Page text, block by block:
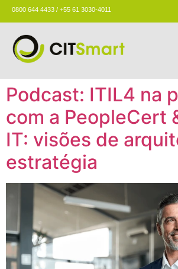
0800 644 4433 / +55 61 3030-4011
Podcast: ITIL4 na
com a PeopleCert
IT: visões de
estratégia